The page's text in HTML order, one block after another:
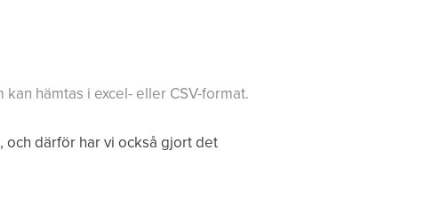
hämtas i excel- eller CSV-format.
och därför har vi också gjort det